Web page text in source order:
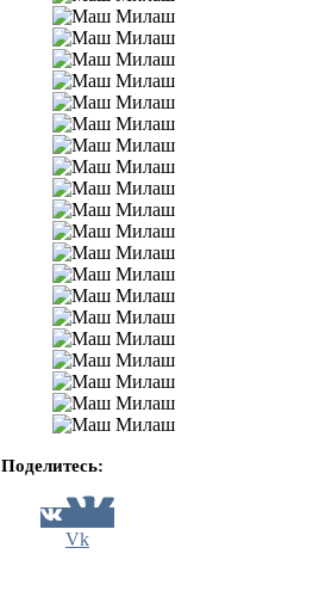
Поделитесь:
Vk